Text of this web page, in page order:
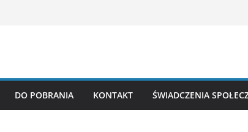
DO POBRANIA KONTAKT ŚWIADCZENIA